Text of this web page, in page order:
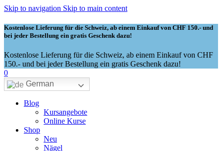
Skip to navigation Skip to main content
Kostenlose Lieferung für die Schweiz, ab einem Einkauf von CHF 150.- und
bei jeder Bestellung ein gratis Geschenk dazu!
Kostenlose Lieferung für die Schweiz, ab einem Einkauf von CHF
150.- und bei jeder Bestellung ein gratis Geschenk dazu!
0
German
Blog
Kursangebote
Online Kurse
Shop
Neu
Nägel